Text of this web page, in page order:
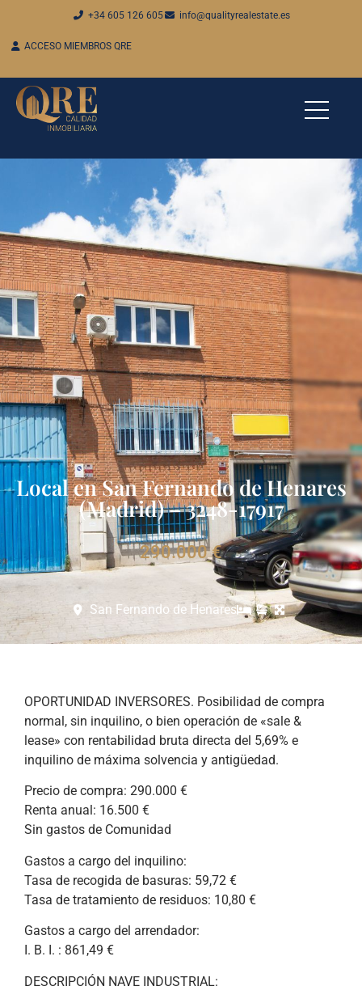
+34 605 126 605 info@qualityrealestate.es
ACCESO MIEMBROS QRE
Local en San Fernando de Henares
(Madrid) – 3248-17917
290.000 €
San Fernando de Henares
OPORTUNIDAD INVERSORES. Posibilidad de compra
normal, sin inquilino, o bien operación de «sale &
lease» con rentabilidad bruta directa del 5,69% e
inquilino de máxima solvencia y antigüedad.
Precio de compra: 290.000 €
Renta anual: 16.500 €
Sin gastos de Comunidad
Gastos a cargo del inquilino:
Tasa de recogida de basuras: 59,72 €
Tasa de tratamiento de residuos: 10,80 €
Gastos a cargo del arrendador:
I. B. I. : 861,49 €
DESCRIPCIÓN NAVE INDUSTRIAL: